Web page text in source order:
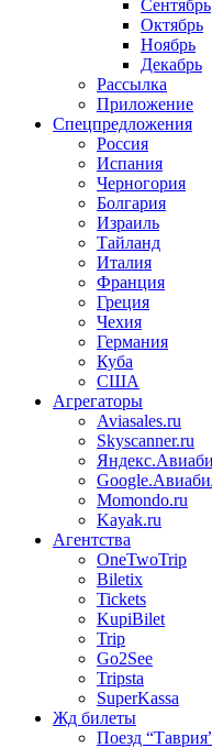
Сентябрь
Октябрь
Ноябрь
Декабрь
Рассылка
Приложение
Спецпредложения
Россия
Испания
Черногория
Болгария
Израиль
Тайланд
Италия
Франция
Греция
Чехия
Германия
Куба
США
Агрегаторы
Aviasales.ru
Skyscanner.ru
Momondo.ru
Kayak.ru
Агентства
OneTwoTrip
Biletix
Tickets
KupiBilet
Trip
Go2See
Tripsta
SuperKassa
Жд билеты
Поезд